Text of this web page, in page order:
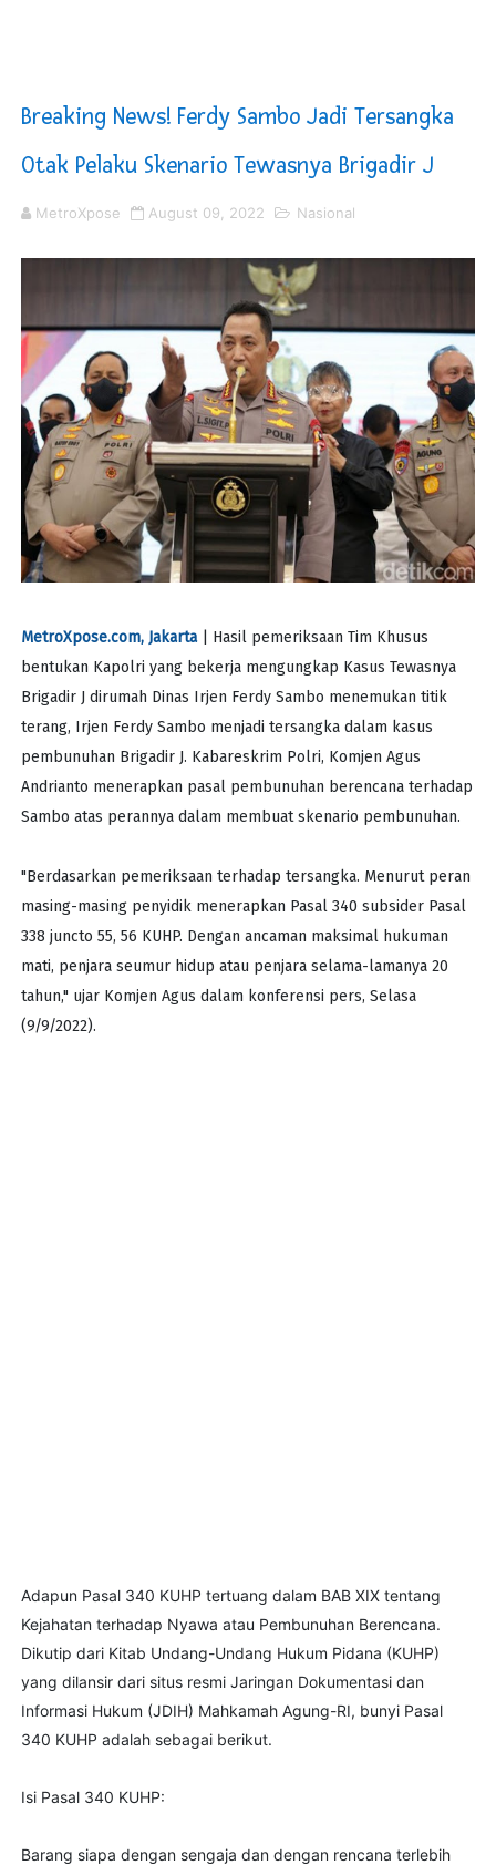
SUCP 2026 : Sinergi Global dan Standar Prestisius di
Jelang HUT RI ke 81Turnamen Olah Anak Muda Kota
Bobby Nasution Fokus Infrastruktur Daerah saat
Breaking News! Ferdy Sambo Jadi Tersangka
Otak Pelaku Skenario Tewasnya Brigadir J
MetroXpose August 09, 2022 Nasional
MetroXpose.com, Jakarta| Hasil pemeriksaan Tim Khusus
bentukan Kapolri yang bekerja mengungkap Kasus Tewasnya
Brigadir J dirumah Dinas Irjen Ferdy Sambo menemukan titik
terang, Irjen Ferdy Sambo menjadi tersangka dalam kasus
pembunuhan Brigadir J. Kabareskrim Polri, Komjen Agus
Andrianto menerapkan pasal pembunuhan berencana terhadap
Sambo atas perannya dalam membuat skenario pembunuhan.
"Berdasarkan pemeriksaan terhadap tersangka. Menurut peran
masing-masing penyidik menerapkan Pasal 340 subsider Pasal
338 juncto 55, 56 KUHP. Dengan ancaman maksimal hukuman
mati, penjara seumur hidup atau penjara selama-lamanya 20
tahun," ujar Komjen Agus dalam konferensi pers, Selasa
(9/9/2022).
Adapun Pasal 340 KUHP tertuang dalam BAB XIX tentang
Kejahatan terhadap Nyawa atau Pembunuhan Berencana.
Dikutip dari Kitab Undang-Undang Hukum Pidana (KUHP)
yang dilansir dari situs resmi Jaringan Dokumentasi dan
Informasi Hukum (JDIH) Mahkamah Agung-RI, bunyi Pasal
340 KUHP adalah sebagai berikut.
Isi Pasal 340 KUHP:
Barang siapa dengan sengaja dan dengan rencana terlebih